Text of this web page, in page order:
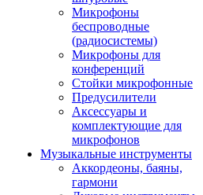
Микрофоны
беспроводные
(радиосистемы)
Микрофоны для
конференций
Стойки микрофонные
Предусилители
Аксессуары и
комплектующие для
микрофонов
Музыкальные инструменты
Аккордеоны, баяны,
гармони